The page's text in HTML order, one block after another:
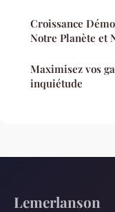
Croissance
Notre Planète et
Maximisez vos
inquiétude
Lemerlanson